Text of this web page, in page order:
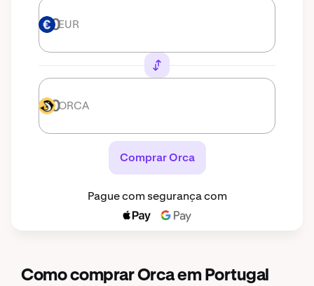
EUR EUR
ORCA ORCA
Comprar Orca
Pague com segurança com
Como comprar Orca em Portugal